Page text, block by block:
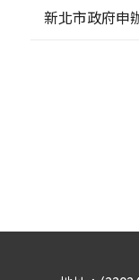
新北市政府申